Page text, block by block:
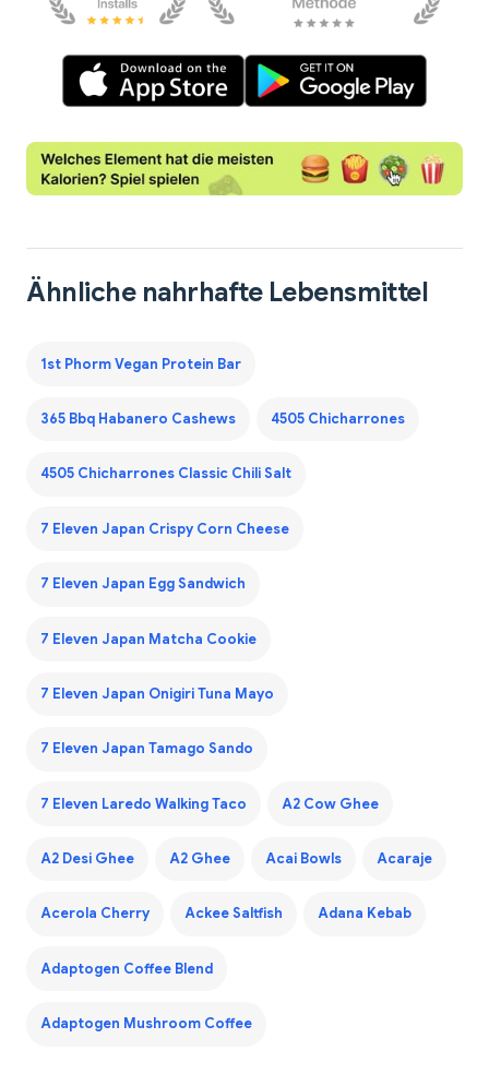
Ähnliche nahrhafte Lebensmittel
1st Phorm Vegan Protein Bar
365 Bbq Habanero Cashews 4505 Chicharrones
4505 Chicharrones Classic Chili Salt
7 Eleven Japan Crispy Corn Cheese
7 Eleven Japan Egg Sandwich
7 Eleven Japan Matcha Cookie
7 Eleven Japan Onigiri Tuna Mayo
7 Eleven Japan Tamago Sando
7 Eleven Laredo Walking Taco A2 Cow Ghee
A2 Desi Ghee A2 Ghee Acai Bowls Acaraje
Acerola Cherry Ackee Saltfish Adana Kebab
Adaptogen Coffee Blend
Adaptogen Mushroom Coffee